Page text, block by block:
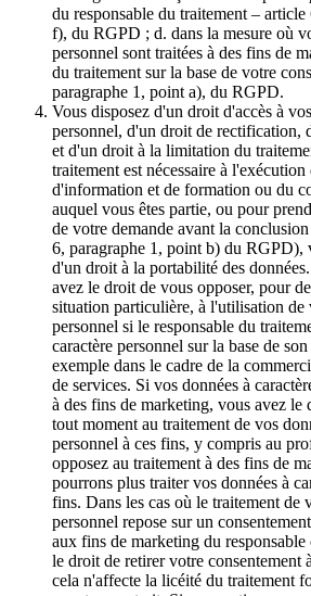
du responsable du traitement –
f), du RGPD ; d. dans la mesure où
personnel sont traitées à des fins de
du traitement sur la base de votre
paragraphe 1, point a), du RGPD.
Vous disposez d'un droit d'accès à
personnel, d'un droit de rectification,
et d'un droit à la limitation du
traitement est nécessaire à
d'information et de formation ou du
auquel vous êtes partie, ou pour
de votre demande avant la
6, paragraphe 1, point b) du RGPD),
d'un droit à la portabilité des
avez le droit de vous opposer, pour
situation particulière, à l'utilisation de
personnel si le responsable du
caractère personnel sur la base de
exemple dans le cadre de la
de services. Si vos données à
à des fins de marketing, vous avez le
tout moment au traitement de vos
personnel à ces fins, y compris au
opposez au traitement à des fins de
pourrons plus traiter vos données à
fins. Dans les cas où le traitement de
personnel repose sur un
aux fins de marketing du
le droit de retirer votre consentement
cela n'affecte la licéité du traitement